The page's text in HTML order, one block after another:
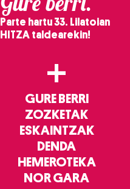
Parte hartu 33. Lilatoian
HITZA taldearekin!
+
GURE BERRI
ZOZKETAK
ESKAINTZAK
DENDA
HEMEROTEKA
NOR GARA